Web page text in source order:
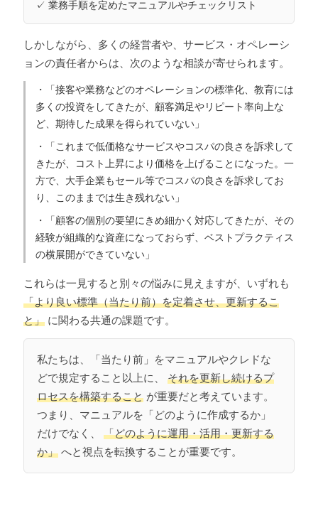
✓ 業務手順を定めたマニュアルやチェックリスト
しかしながら、多くの経営者や、サービス・オペレーシ
ョンの責任者からは、次のような相談が寄せられます。
・「接客や業務などのオペレーションの標準化、教育には
多くの投資をしてきたが、顧客満足やリピート率向上な
ど、期待した成果を得られていない」
・「これまで低価格なサービスやコスパの良さを訴求して
きたが、コスト上昇により価格を上げることになった。一
方で、大手企業もセール等でコスパの良さを訴求してお
り、このままでは生き残れない」
・「顧客の個別の要望にきめ細かく対応してきたが、その
経験が組織的な資産になっておらず、ベストプラクティス
の横展開ができていない」
これらは一見すると別々の悩みに見えますが、いずれも
「より良い標準（当たり前）を定着させ、更新するこ
と」 に関わる共通の課題です。
私たちは、「当たり前」をマニュアルやクレドな
どで規定すること以上に、 それを更新し続けるプ
ロセスを構築すること が重要だと考えています。
つまり、マニュアルを「どのように作成するか」
だけでなく、 「どのように運用・活用・更新する
か」 へと視点を転換することが重要です。